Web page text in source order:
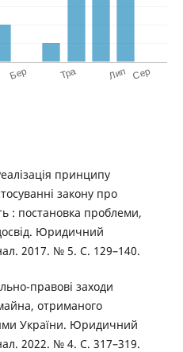
принципу
закону про
: постановка проблеми,
Юридичний
2017. № 5. С. 129–140.
правові заходи
отриманого
України. Юридичний
2022. № 4. С. 317–319.